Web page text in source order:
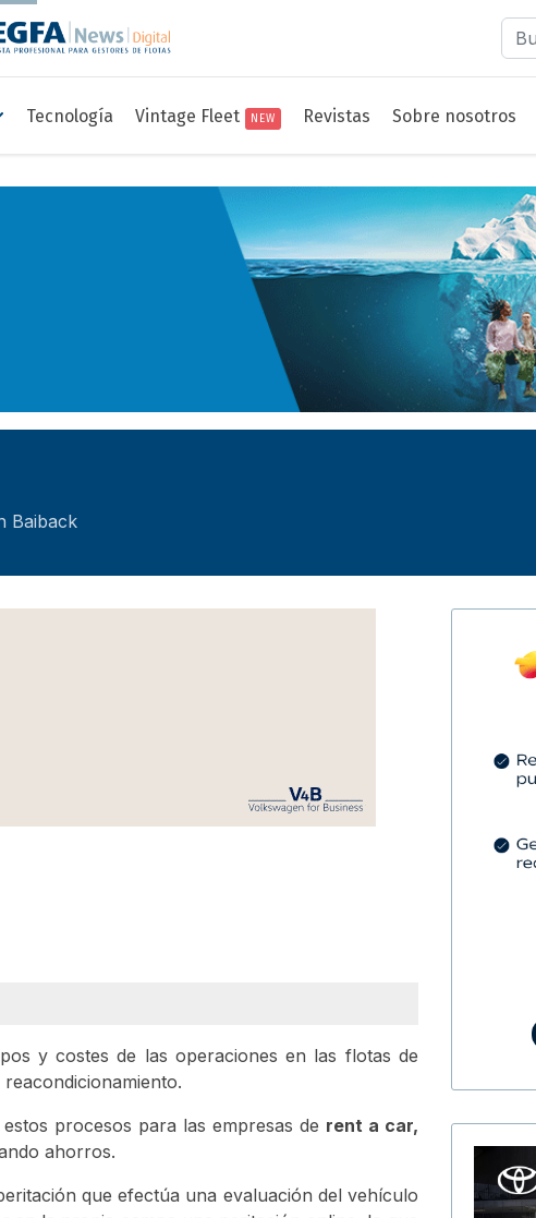
Tecnología Vintage Fleet NEW Revistas Sobre nosotros
Baiback
y costes de las operaciones en las flotas de
procesos para las empresas de rent a car,
ahorros.
que efectúa una evaluación del vehículo